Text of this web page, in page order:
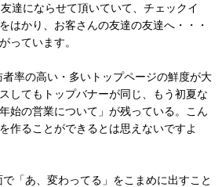
達にならせて頂いていて、チェックイ
はかり、お客さんの友達の友達へ・・・
っています。
率の高い・多いトップページの鮮度が大
してもトップバナーが同じ、もう初夏な
始の営業について」が残っている。こん
作ることができるとは思えないですよ
「あ、変わってる」をこまめに出すこと